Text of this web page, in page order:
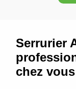
Serrurier
chez vous